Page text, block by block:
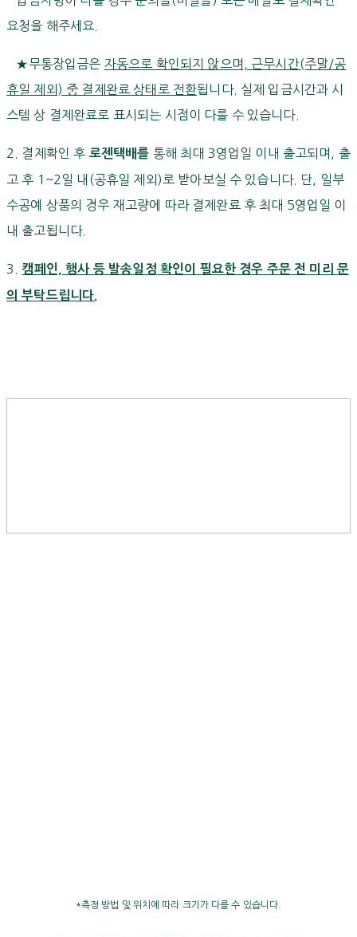
요청을 해주세요.
★무통장입금은 자동으로 확인되지 않으며, 근무시간(주말/공
휴일 제외) 중 결제완료 상태로 전환됩니다. 실제 입금시간과 시
스템 상 결제완료로 표시되는 시점이 다를 수 있습니다.
2. 결제확인 후 로젠택배를 통해 최대 3영업일 이내 출고되며, 출
고 후 1~2일 내(공휴일 제외)로 받아보실 수 있습니다. 단, 일부
수공예 상품의 경우 재고량에 따라 결제완료 후 최대 5영업일 이
내 출고됩니다.
3. 캠페인, 행사 등 발송일정 확인이 필요한 경우 주문 전 미리 문
의 부탁드립니다.
*측정 방법 및 위치에 따라 크기가 다를 수 있습니다.